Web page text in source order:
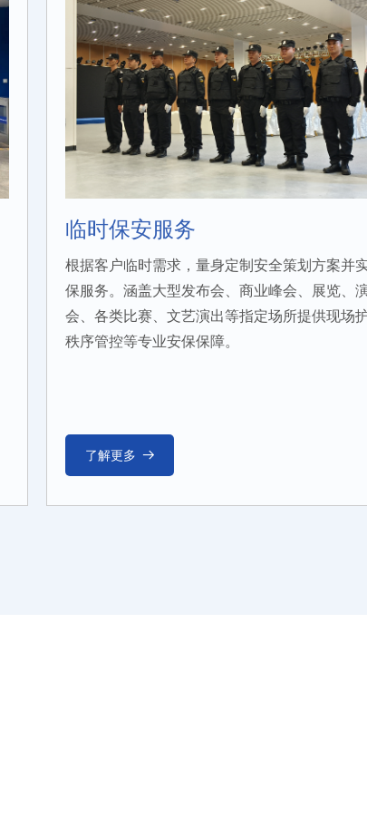
临时保安服务
根据客户临时需求，量身定制安全策划方案并
保服务。涵盖大型发布会、商业峰会、展览、
会、各类比赛、文艺演出等指定场所提供现场
秩序管控等专业安保保障。
了解更多 뀠